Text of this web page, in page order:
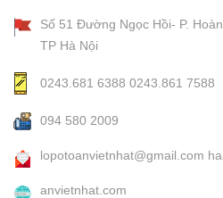
Số 51 Đường Ngọc Hồi- P.
TP Hà Nội
0243.681 6388 0243.861 7588
094 580 2009
lopotoanvietnhat@gmail.com
anvietnhat.com